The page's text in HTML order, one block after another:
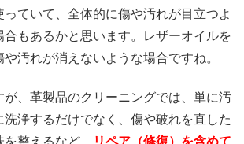
ていて、全体的に傷や汚れが目立つよ
合もあるかと思います。レザーオイルを
汚れが消えないような場合ですね。
が、革製品のクリーニングでは、単に汚
浄するだけでなく、傷や破れを直した